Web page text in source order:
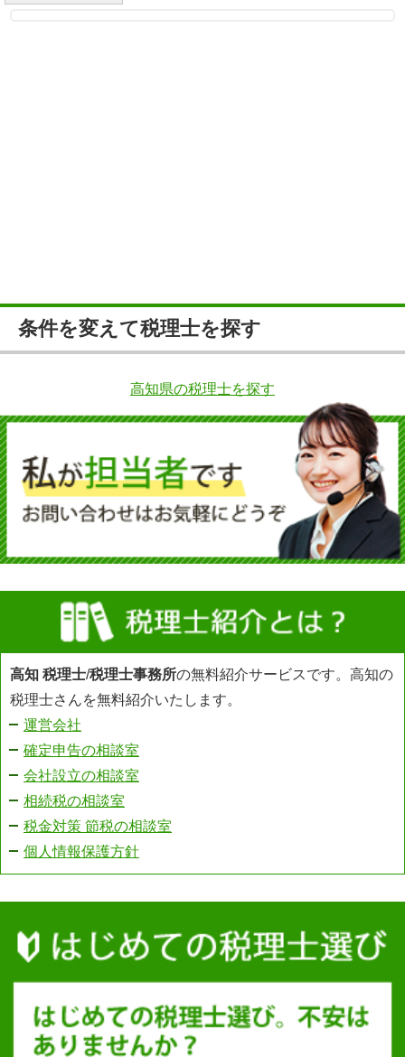
条件を変えて税理士を探す
高知県の税理士を探す
高知 税理士/税理士事務所の無料紹介サービスです。高知の
税理士さんを無料紹介いたします。
運営会社
確定申告の相談室
会社設立の相談室
相続税の相談室
税金対策 節税の相談室
個人情報保護方針